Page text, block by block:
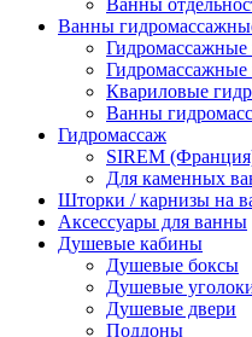
Ванны
Ванны
Квариловые
Ванны
Гидромассаж
SIREM
Для каменных
Шторки / карнизы на
Аксессуары для ванны
Душевые кабины
Душевые боксы
Душевые
Душевые двери
Поддоны